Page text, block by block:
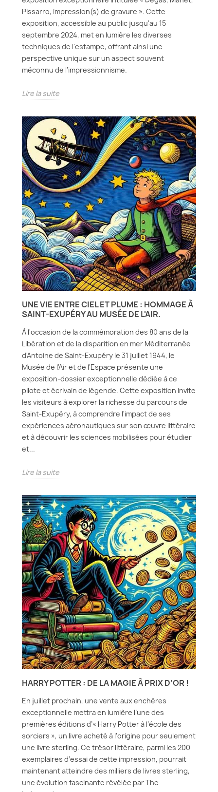
Pissarro, impression(s) de gravure ». Cette
exposition, accessible au public jusqu'au 15
septembre 2024, met en lumière les diverses
techniques de l'estampe, offrant ainsi une
perspective unique sur un aspect souvent
méconnu de l'impressionnisme.
Lire la suite
UNE VIE ENTRE CIEL ET PLUME : HOMMAGE À
SAINT-EXUPÉRY AU MUSÉE DE L'AIR.
À l'occasion de la commémoration des 80 ans de la
Libération et de la disparition en mer Méditerranée
d'Antoine de Saint-Exupéry le 31 juillet 1944, le
Musée de l'Air et de l'Espace présente une
exposition-dossier exceptionnelle dédiée à ce
pilote et écrivain de légende. Cette exposition invite
les visiteurs à explorer la richesse du parcours de
Saint-Exupéry, à comprendre l'impact de ses
expériences aéronautiques sur son œuvre littéraire
et à découvrir les sciences mobilisées pour étudier
et...
Lire la suite
HARRY POTTER : DE LA MAGIE À PRIX D’OR !
En juillet prochain, une vente aux enchères
exceptionnelle mettra en lumière l’une des
premières éditions d’« Harry Potter à l’école des
sorciers », un livre acheté à l’origine pour seulement
une livre sterling. Ce trésor littéraire, parmi les 200
exemplaires d’essai de cette impression, pourrait
maintenant atteindre des milliers de livres sterling,
une évolution fascinante révélée par The